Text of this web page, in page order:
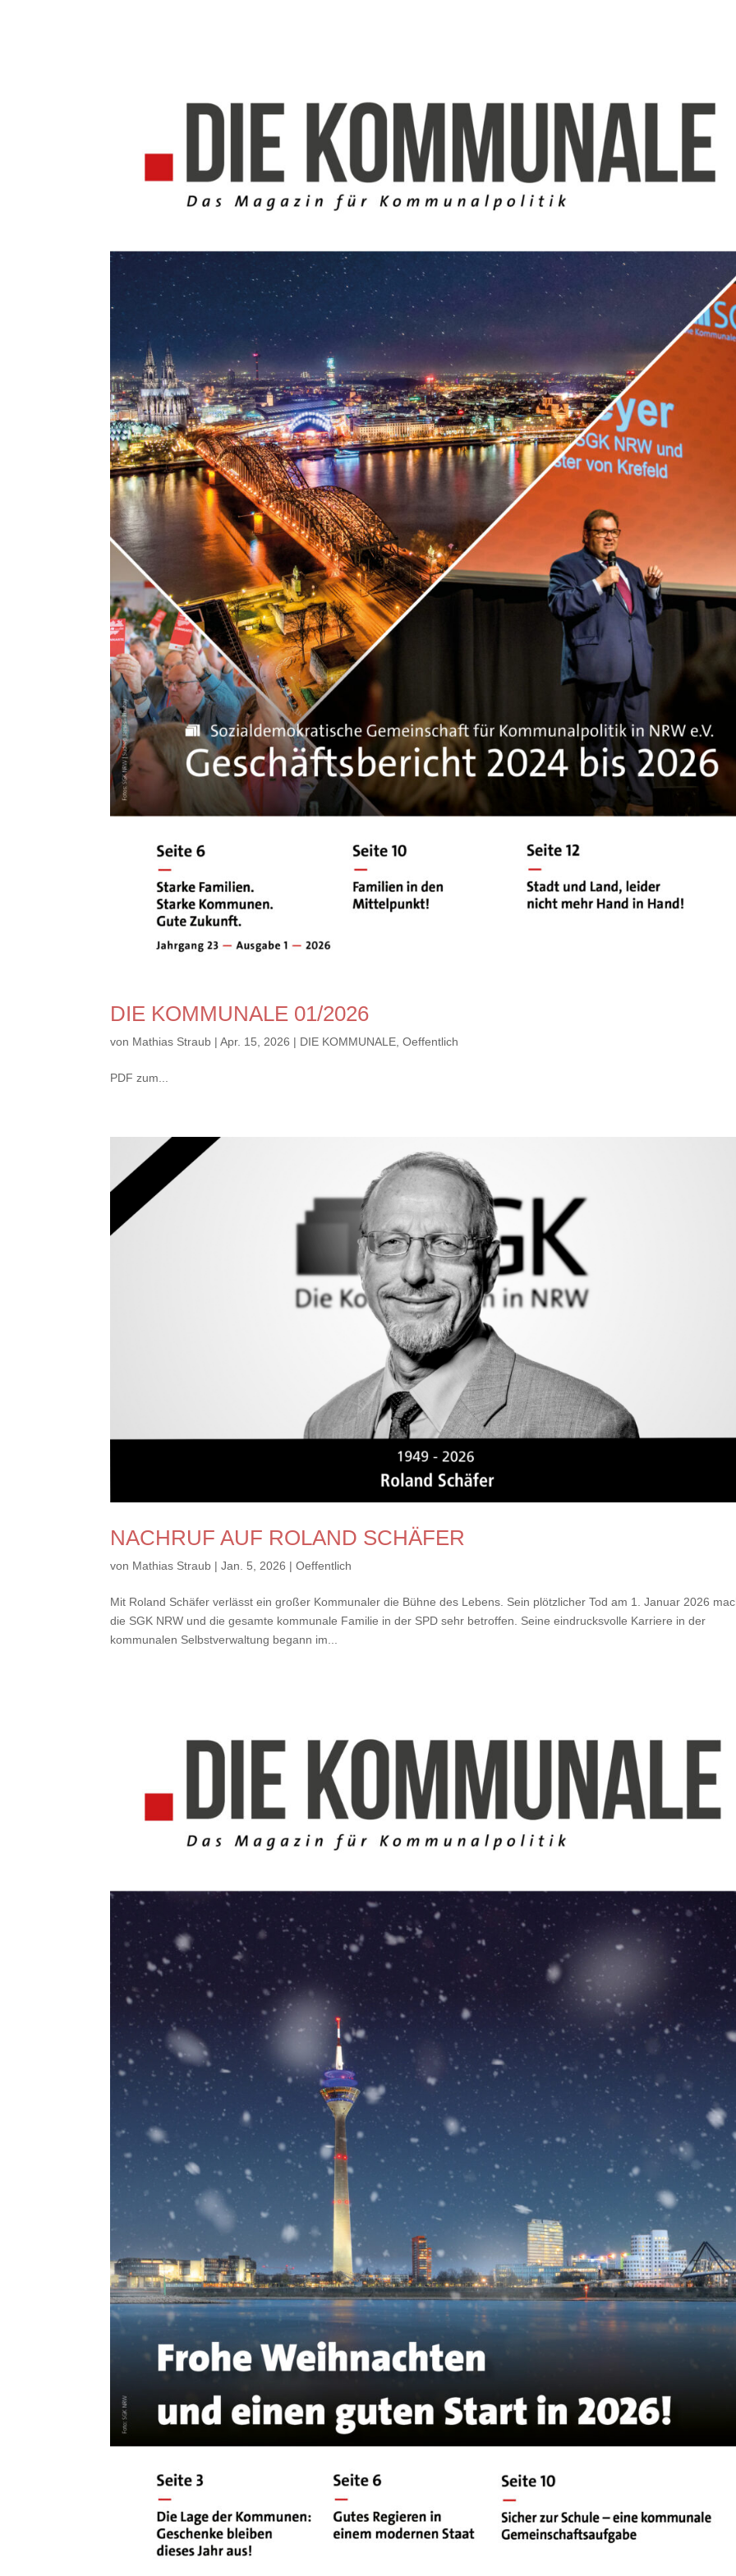
DIE KOMMUNALE 01/2026
von Mathias Straub |Apr. 15, 2026 | DIE KOMMUNALE,Oeffentlich
PDF zum...
NACHRUF AUF ROLAND SCHÄFER
von Mathias Straub |Jan. 5, 2026 |Oeffentlich
Mit Roland Schäfer verlässt ein großer Kommunaler die Bühne des Lebens. Sein plötzlicher Tod am 1. Januar 2026
die SGK NRW und die gesamte kommunale Familie in der SPD sehr betroffen. Seine eindrucksvolle Karriere in der
kommunalen Selbstverwaltung begann im...